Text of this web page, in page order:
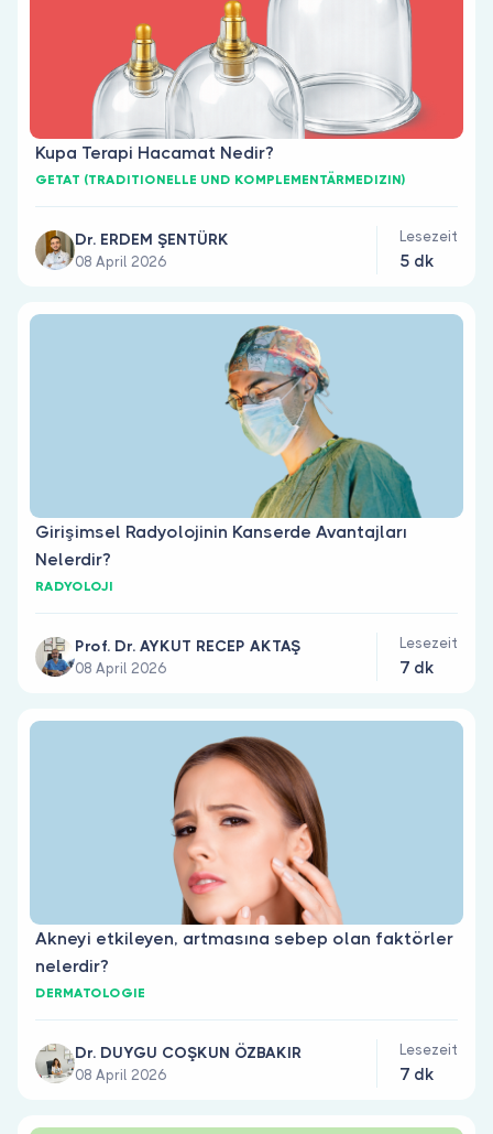
Kupa Terapi Hacamat Nedir?
GETAT (TRADITIONELLE UND KOMPLEMENTÄRMEDIZIN)
Dr. ERDEM ŞENTÜRK
08 April 2026
Lesezeit
5 dk
Girişimsel Radyolojinin Kanserde Avantajları
Nelerdir?
RADYOLOJI
Prof. Dr. AYKUT RECEP AKTAŞ
08 April 2026
Lesezeit
7 dk
Akneyi etkileyen, artmasına sebep olan faktörler
nelerdir?
DERMATOLOGIE
Dr. DUYGU COŞKUN ÖZBAKIR
08 April 2026
Lesezeit
7 dk